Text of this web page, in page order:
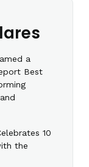
a
Best
10
the